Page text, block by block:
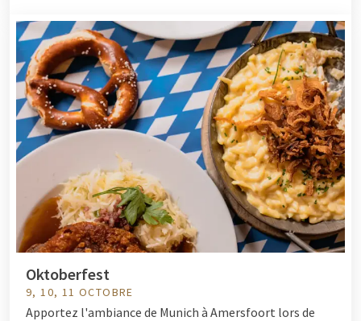
Oktoberfest
9, 10, 11 OCTOBRE
Apportez l'ambiance de Munich à Amersfoort lors de